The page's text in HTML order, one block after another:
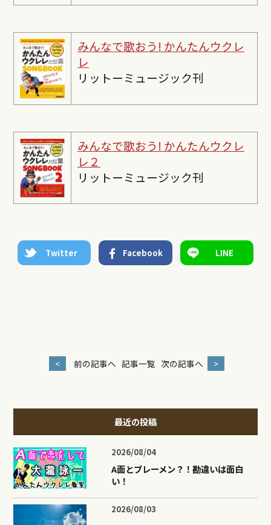
みんなで歌おう! かんたんウクレ
レ
リットーミュージック刊
みんなで歌おう! かんたんウクレ
レ２
リットーミュージック刊
Twitter Facebook LINE
< 前の記事へ 記事一覧 次の記事へ >
最近の投稿
2026/08/04
A面とブレーメン？！勘違いは面白
い！
2026/08/03